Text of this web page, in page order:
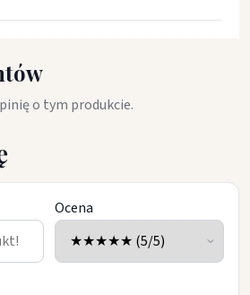
o tym produkcie.
Ocena